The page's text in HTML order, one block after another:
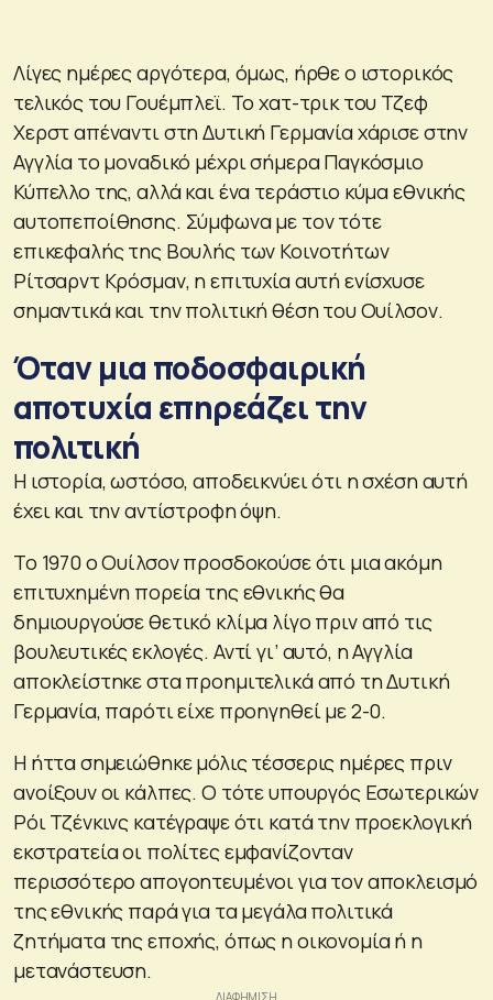
Λίγες ημέρες αργότερα, όμως, ήρθε ο ιστορικός
τελικός του Γουέμπλεϊ. Το χατ-τρικ του Τζεφ
Χερστ απέναντι στη Δυτική Γερμανία χάρισε στην
Αγγλία το μοναδικό μέχρι σήμερα Παγκόσμιο
Κύπελλο της, αλλά και ένα τεράστιο κύμα εθνικής
αυτοπεποίθησης. Σύμφωνα με τον τότε
επικεφαλής της Βουλής των Κοινοτήτων
Ρίτσαρντ Κρόσμαν, η επιτυχία αυτή ενίσχυσε
σημαντικά και την πολιτική θέση του Ουίλσον.
Όταν μια ποδοσφαιρική
αποτυχία επηρεάζει την
πολιτική
Η ιστορία, ωστόσο, αποδεικνύει ότι η σχέση αυτή
έχει και την αντίστροφη όψη.
Το 1970 ο Ουίλσον προσδοκούσε ότι μια ακόμη
επιτυχημένη πορεία της εθνικής θα
δημιουργούσε θετικό κλίμα λίγο πριν από τις
βουλευτικές εκλογές. Αντί γι’ αυτό, η Αγγλία
αποκλείστηκε στα προημιτελικά από τη Δυτική
Γερμανία, παρότι είχε προηγηθεί με 2-0.
Η ήττα σημειώθηκε μόλις τέσσερις ημέρες πριν
ανοίξουν οι κάλπες. Ο τότε υπουργός Εσωτερικών
Ρόι Τζένκινς κατέγραψε ότι κατά την προεκλογική
εκστρατεία οι πολίτες εμφανίζονταν
περισσότερο απογοητευμένοι για τον αποκλεισμό
της εθνικής παρά για τα μεγάλα πολιτικά
ζητήματα της εποχής, όπως η οικονομία ή η
μετανάστευση.